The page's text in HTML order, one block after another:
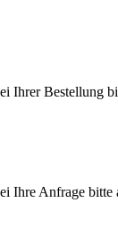
Bestellung
Ihre Anfrage bitte